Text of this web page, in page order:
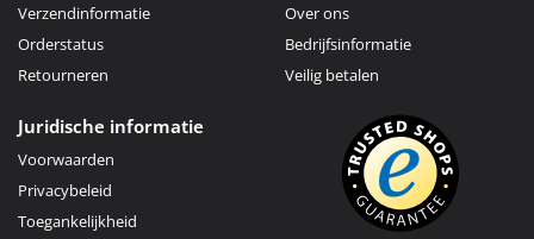
Verzendinformatie
Orderstatus
Retourneren
Over ons
Bedrijfsinformatie
Veilig betalen
Juridische informatie
Voorwaarden
Privacybeleid
Toegankelijkheid